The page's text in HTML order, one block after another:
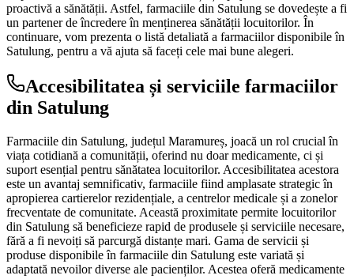
proactivă a sănătății. Astfel, farmaciile din Satulung se dovedește a fi
un partener de încredere în menținerea sănătății locuitorilor. În
continuare, vom prezenta o listă detaliată a farmaciilor disponibile în
Satulung, pentru a vă ajuta să faceți cele mai bune alegeri.
Accesibilitatea și serviciile farmaciilor
din Satulung
Farmaciile din Satulung, județul Maramureș, joacă un rol crucial în
viața cotidiană a comunității, oferind nu doar medicamente, ci și
suport esențial pentru sănătatea locuitorilor. Accesibilitatea acestora
este un avantaj semnificativ, farmaciile fiind amplasate strategic în
apropierea cartierelor rezidențiale, a centrelor medicale și a zonelor
frecventate de comunitate. Această proximitate permite locuitorilor
din Satulung să beneficieze rapid de produsele și serviciile necesare,
fără a fi nevoiți să parcurgă distanțe mari. Gama de servicii și
produse disponibile în farmaciile din Satulung este variată și
adaptată nevoilor diverse ale pacienților. Acestea oferă medicamente